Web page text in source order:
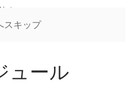
スキップ
ュール